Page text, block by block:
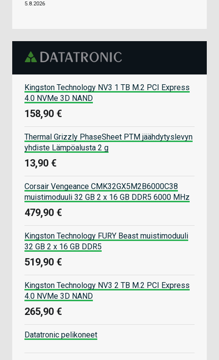
5.8.2026
Kingston Technology NV3 1 TB M.2 PCI Express
4.0 NVMe 3D NAND
158,90 €
Thermal Grizzly PhaseSheet PTM jäähdytyslevyn
yhdiste Lämpöalusta 2 g
13,90 €
Corsair Vengeance CMK32GX5M2B6000C38
muistimoduuli 32 GB 2 x 16 GB DDR5 6000 MHz
479,90 €
Kingston Technology FURY Beast muistimoduuli
32 GB 2 x 16 GB DDR5
519,90 €
Kingston Technology NV3 2 TB M.2 PCI Express
4.0 NVMe 3D NAND
265,90 €
Datatronic pelikoneet